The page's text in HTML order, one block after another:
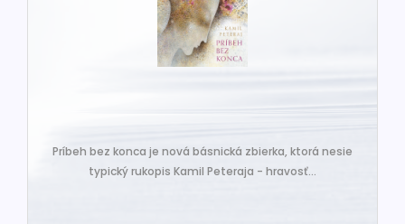
Príbeh bez konca je nová básnická zbierka, ktorá nesie
typický rukopis Kamil Peteraja - hravosť...